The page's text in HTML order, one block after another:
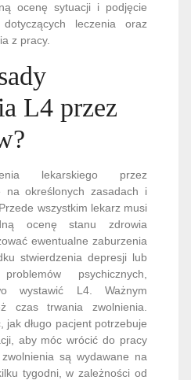
ocenę sytuacji i podjęcie
leczenia oraz
z pracy.
L4 przez
lekarskiego przez
na określonych zasadach i
wszystkim lekarz musi
ocenę stanu zdrowia
ewentualne zaburzenia
stwierdzenia depresji lub
psychicznych,
wystawić L4. Ważnym
czas trwania zwolnienia.
jak długo pacjent potrzebuje
aby móc wrócić do pracy
są wydawane na
tygodni, w zależności od